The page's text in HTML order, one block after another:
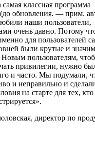
классная программа
обновления. — прим.
наши пользователи,
очень давно. Потому
для пользователей
были крутые и
пользователям,
привилегии, нужно
и часто. Мы подумали,
и неправильно и
на старте для тех, кто
директор по